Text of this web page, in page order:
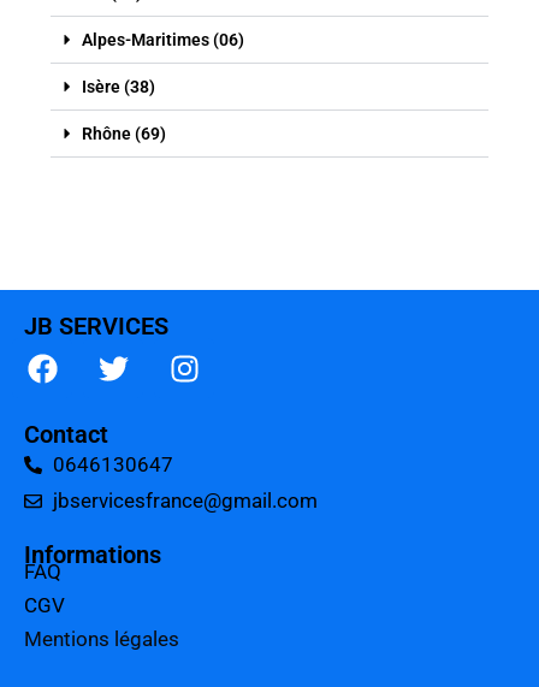
Alpes-Maritimes (06)
Isère (38)
Rhône (69)
JB SERVICES
Contact
0646130647
jbservicesfrance@gmail.com
Informations
FAQ
CGV
Mentions légales